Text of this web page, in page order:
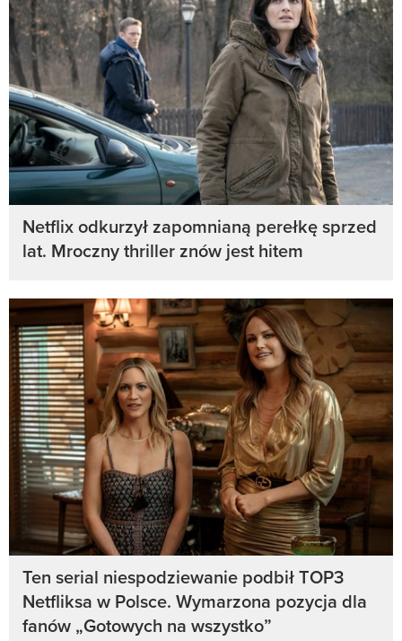
Netflix odkurzył zapomnianą perełkę sprzed
lat. Mroczny thriller znów jest hitem
Ten serial niespodziewanie podbił TOP3
Netfliksa w Polsce. Wymarzona pozycja dla
fanów „Gotowych na wszystko”